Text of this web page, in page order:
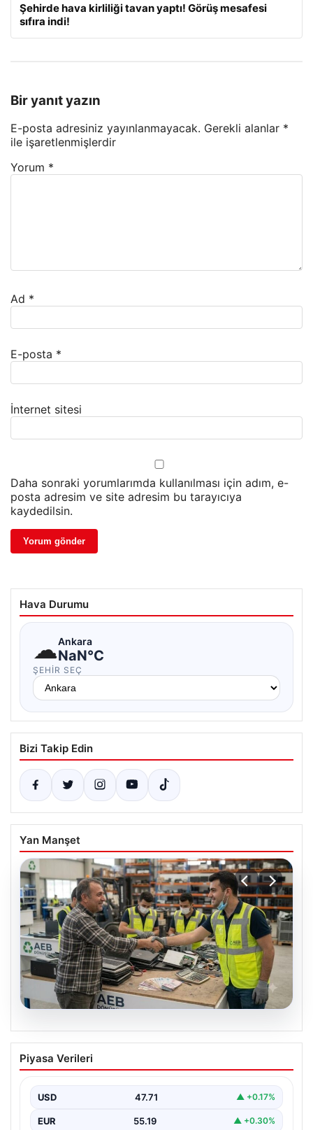
Şehirde hava kirliliği tavan yaptı! Görüş mesafesi
sıfıra indi!
Bir yanıt yazın
E-posta adresiniz yayınlanmayacak. Gerekli alanlar *
ile işaretlenmişlerdir
Yorum *
Ad *
E-posta *
İnternet sitesi
Daha sonraki yorumlarımda kullanılması için adım, e-
posta adresim ve site adresim bu tarayıcıya
kaydedilsin.
Hava Durumu
☁Ankara
NaN°C
ŞEHIR SEÇ
Bizi Takip Edin
Yan Manşet
Profesyonel IT Çözümleri hem de
Çevre Dönüşüm
sistemlerini sürekli zamanda değiştirmektedir. Yapılan
güncelleme süreçlerinde boşta…
Piyasa Verileri
USD 47.71 ▲ +0.17%
EUR 55.19 ▲ +0.30%